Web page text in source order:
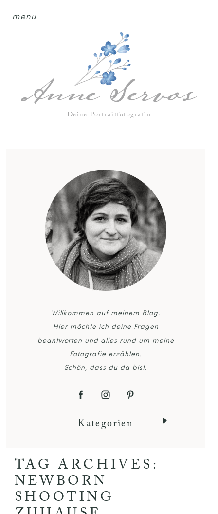
menu
Deine Portraitfotografin
Willkommen auf meinem Blog.
Hier möchte ich deine Fragen
beantworten und alles rund um meine
Fotografie erzählen.
Schön, dass du da bist.
Kategorien
TAG ARCHIVES:
NEWBORN
SHOOTING